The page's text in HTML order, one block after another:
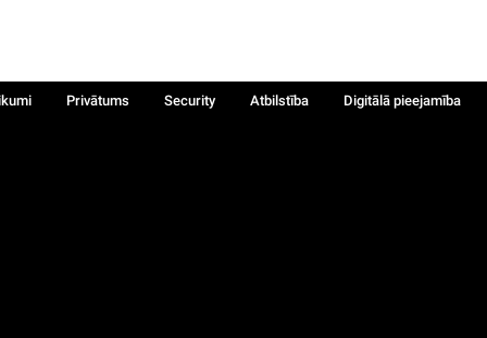
Privātums Security Atbilstība
Digitālā pieejamība